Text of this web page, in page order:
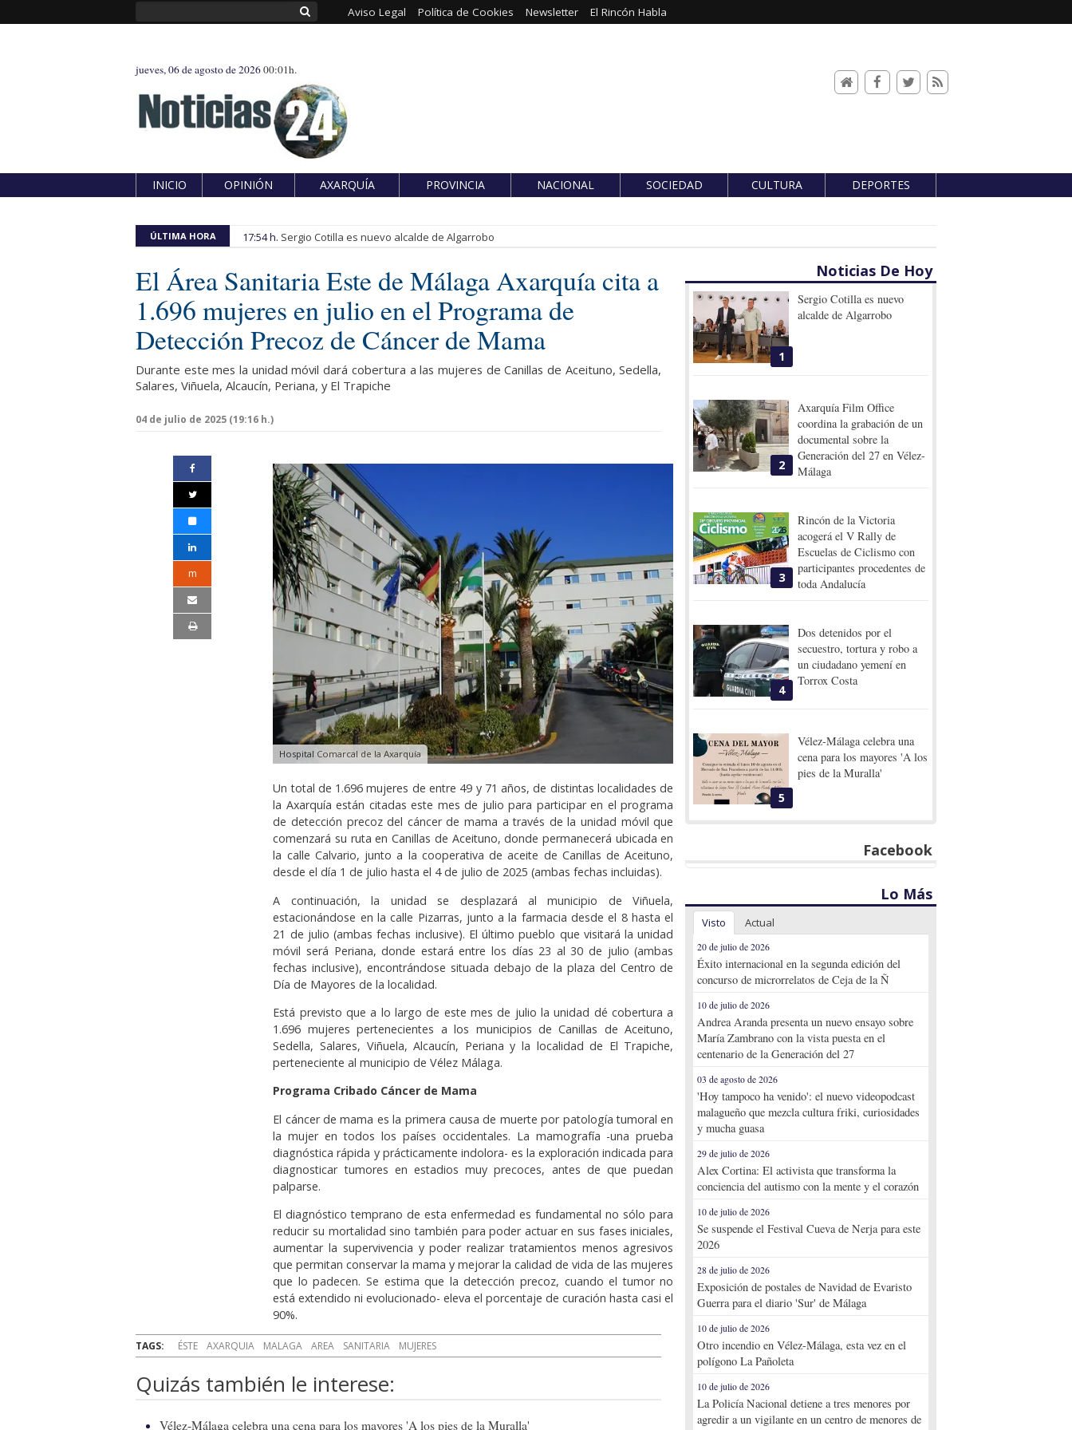
Aviso Legal Política de Cookies Newsletter El Rincón Habla
jueves, 06 de agosto de 202600:01h.
INICIO OPINIÓN AXARQUÍA PROVINCIA NACIONAL SOCIEDAD CULTURA DEPORTES
ÚLTIMA HORA 17:54 h. Sergio Cotilla es nuevo alcalde de Algarrobo
El Área Sanitaria Este de Málaga Axarquía cita a
1.696 mujeres en julio en el Programa de
Detección Precoz de Cáncer de Mama
Durante este mes la unidad móvil dará cobertura a las mujeres de Canillas de Aceituno, Sedella,
Salares, Viñuela, Alcaucín, Periana, y El Trapiche
04 de julio de 2025 (19:16 h.)
m
Hospital Comarcal de la Axarquía
Un total de 1.696 mujeres de entre 49 y 71 años, de distintas localidades de
la Axarquía están citadas este mes de julio para participar en el programa
de detección precoz del cáncer de mama a través de la unidad móvil que
comenzará su ruta en Canillas de Aceituno, donde permanecerá ubicada en
la calle Calvario, junto a la cooperativa de aceite de Canillas de Aceituno,
desde el día 1 de julio hasta el 4 de julio de 2025 (ambas fechas incluidas).
A continuación, la unidad se desplazará al municipio de Viñuela,
estacionándose en la calle Pizarras, junto a la farmacia desde el 8 hasta el
21 de julio (ambas fechas inclusive). El último pueblo que visitará la unidad
móvil será Periana, donde estará entre los días 23 al 30 de julio (ambas
fechas inclusive), encontrándose situada debajo de la plaza del Centro de
Día de Mayores de la localidad.
Está previsto que a lo largo de este mes de julio la unidad dé cobertura a
1.696 mujeres pertenecientes a los municipios de Canillas de Aceituno,
Sedella, Salares, Viñuela, Alcaucín, Periana y la localidad de El Trapiche,
perteneciente al municipio de Vélez Málaga.
Programa Cribado Cáncer de Mama
El cáncer de mama es la primera causa de muerte por patología tumoral en
la mujer en todos los países occidentales. La mamografía -una prueba
diagnóstica rápida y prácticamente indolora- es la exploración indicada para
diagnosticar tumores en estadios muy precoces, antes de que puedan
palparse.
El diagnóstico temprano de esta enfermedad es fundamental no sólo para
reducir su mortalidad sino también para poder actuar en sus fases iniciales,
aumentar la supervivencia y poder realizar tratamientos menos agresivos
que permitan conservar la mama y mejorar la calidad de vida de las mujeres
que lo padecen. Se estima que la detección precoz, cuando el tumor no
está extendido ni evolucionado- eleva el porcentaje de curación hasta casi el
90%.
TAGS: ÉSTE AXARQUIA MALAGA AREA SANITARIA MUJERES
Quizás también le interese:
Vélez-Málaga celebra una cena para los mayores 'A los pies de la Muralla'
Noticias De Hoy
1
Sergio Cotilla es nuevo
alcalde de Algarrobo
2
Axarquía Film Office
coordina la grabación de un
documental sobre la
Generación del 27 en Vélez-
Málaga
3
Rincón de la Victoria
acogerá el V Rally de
Escuelas de Ciclismo con
participantes procedentes de
toda Andalucía
4
Dos detenidos por el
secuestro, tortura y robo a
un ciudadano yemení en
Torrox Costa
5
Vélez-Málaga celebra una
cena para los mayores 'A los
pies de la Muralla'
Facebook
Lo Más
Visto Actual
20 de julio de 2026
Éxito internacional en la segunda edición del
concurso de microrrelatos de Ceja de la Ñ
10 de julio de 2026
Andrea Aranda presenta un nuevo ensayo sobre
María Zambrano con la vista puesta en el
centenario de la Generación del 27
03 de agosto de 2026
'Hoy tampoco ha venido': el nuevo videopodcast
malagueño que mezcla cultura friki, curiosidades
y mucha guasa
29 de julio de 2026
Alex Cortina: El activista que transforma la
conciencia del autismo con la mente y el corazón
10 de julio de 2026
Se suspende el Festival Cueva de Nerja para este
2026
28 de julio de 2026
Exposición de postales de Navidad de Evaristo
Guerra para el diario 'Sur' de Málaga
10 de julio de 2026
Otro incendio en Vélez-Málaga, esta vez en el
polígono La Pañoleta
10 de julio de 2026
La Policía Nacional detiene a tres menores por
agredir a un vigilante en un centro de menores de